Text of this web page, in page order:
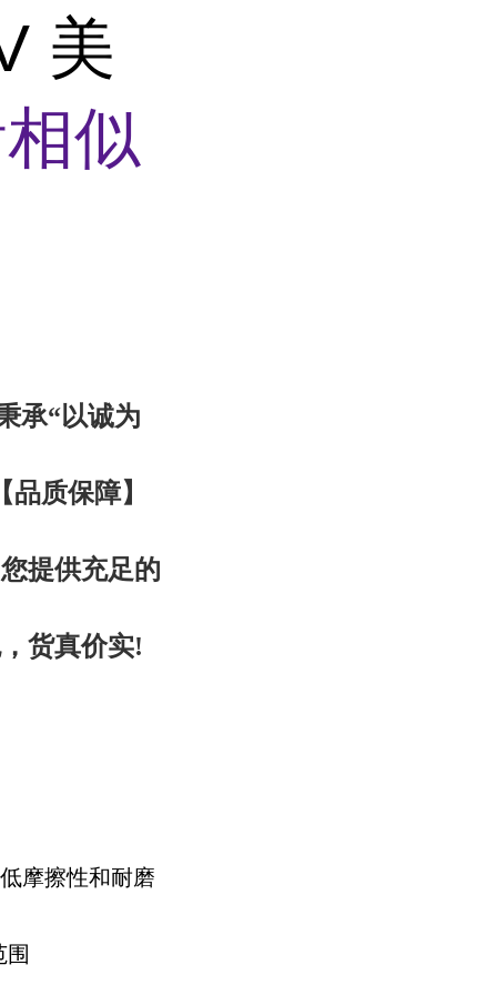
美
似
承“以诚为
品质保障】
提供充足的
货真价实!
摩擦性和耐磨
围